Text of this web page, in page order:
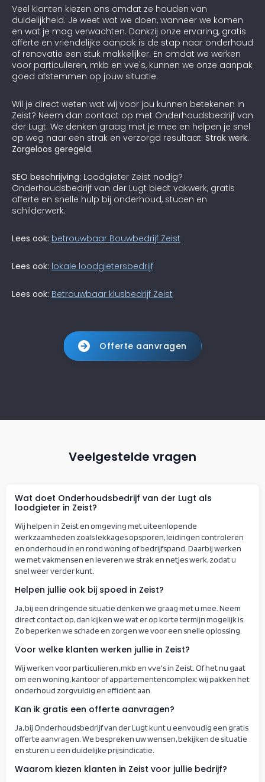
Veel klanten kiezen ons omdat ze houden van
duidelijkheid. Je weet wat we doen, wanneer we komen
en wat je mag verwachten. Dankzij onze ervaring, gratis
offerte en vriendelijke aanpak is de stap naar onderhoud
of renovatie een stuk makkelijker. En omdat we werken
voor particulieren, mkb en vve's, kunnen we onze aanpak
goed afstemmen op jouw situatie.
Wil je direct weten wat wij voor jou kunnen betekenen in
Zeist? Neem dan contact op met Onderhoudsbedrijf van
der Lugt. We denken graag met je mee en helpen je snel
op weg naar een strak en verzorgd resultaat. Strak werk.
Zorgeloos geregeld.
SEO beschrijving: Loodgieter Zeist nodig?
Onderhoudsbedrijf van der Lugt biedt vakwerk, gratis
offerte en snelle hulp bij onderhoud, stucen en
schilderwerk.
Lees ook: betrouwbaar Bouwbedrijf Zeist
Lees ook: lokale loodgietersbedrijf
Lees ook: Betrouwbaar klusbedrijf Zeist
Offerte aanvragen
Veelgestelde vragen
Wat doet Onderhoudsbedrijf van der Lugt als
loodgieter in Zeist?
Wij helpen in Zeist en omgeving met uiteenlopende
werkzaamheden zoals lekkages opsporen, leidingen controleren
en onderhoud in en rond woning of bedrijfspand. Daarbij werken
we met vakmensen en leveren we strak en netjes werk, zodat u
snel weer verder kunt.
Helpen jullie ook bij spoed in Zeist?
Ja, bij een dringende situatie denken we graag met u mee. Neem
direct contact op, dan kijken we wat er op korte termijn mogelijk is.
Zo beperken we schade en zorgen we voor een snelle oplossing.
Voor welke klanten werken jullie in Zeist?
Wij werken voor particulieren, mkb en vve's in Zeist. Of het nu gaat
om een woning, kantoor of appartementencomplex: wij pakken het
onderhoud zorgvuldig en efficiënt aan.
Kan ik gratis een offerte aanvragen?
Ja, bij Onderhoudsbedrijf van der Lugt kunt u eenvoudig een gratis
offerte aanvragen. We bespreken uw wensen, bekijken de situatie
en sturen u een duidelijke prijsindicatie.
Waarom kiezen klanten in Zeist voor jullie bedrijf?